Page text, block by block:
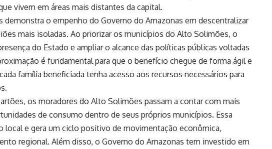
vivem em áreas mais distantes da capital.
demonstra o empenho do Governo do Amazonas em descentralizar
mais isoladas. Ao priorizar os municípios do Alto Solimões, o
do Estado e ampliar o alcance das políticas públicas voltadas
é fundamental para que o benefício chegue de forma ágil e
família beneficiada tenha acesso aos recursos necessários para
os moradores do Alto Solimões passam a contar com mais
de consumo dentro de seus próprios municípios. Essa
local e gera um ciclo positivo de movimentação econômica,
regional. Além disso, o Governo do Amazonas tem investido em